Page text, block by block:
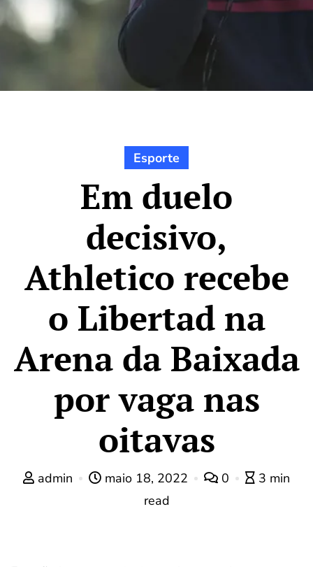
Esporte
Em duelo
decisivo,
Athletico recebe
o Libertad na
Arena da Baixada
por vaga nas
oitavas
admin maio 18, 2022 0
3 min
read